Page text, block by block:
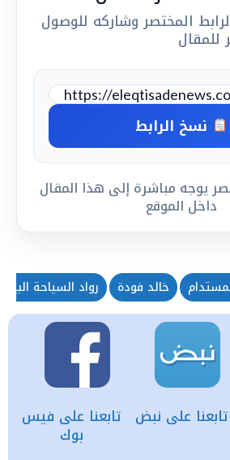
المختصر وشاركه للوصول
للمقال
نسخ الرابط
يوجه مباشرة إلى هذا المقال
داخل الموقع
خالد فودة رواد السياحة
تابعنا على فيس
بوك
تابعنا على نبض